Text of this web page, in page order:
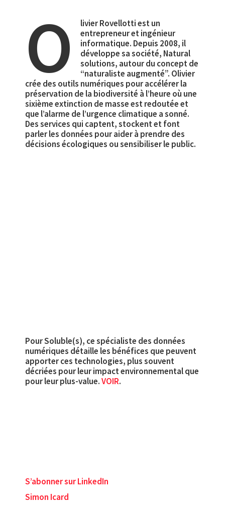
O
livier Rovellotti est un
entrepreneur et ingénieur
informatique. Depuis 2008, il
développe sa société, Natural
solutions, autour du concept de
“naturaliste augmenté”. Olivier
crée des outils numériques pour accélérer la
préservation de la biodiversité à l’heure où une
sixième extinction de masse est redoutée et
que l’alarme de l’urgence climatique a sonné.
Des services qui captent, stockent et font
parler les données pour aider à prendre des
décisions écologiques ou sensibiliser le public.
Pour Soluble(s), ce spécialiste des données
numériques détaille les bénéfices que peuvent
apporter ces technologies, plus souvent
décriées pour leur impact environnemental que
pour leur plus-value.VOIR.
S’abonner sur LinkedIn
Simon Icard